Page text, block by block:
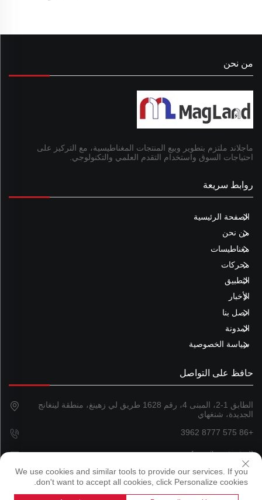
من نحن
ماجلاند ملتزم بتطوير وبيع المنتجات المغناطيسية، مع التركيز على
احتياجات السوق واستخدام التقدم العلمي والتكنولوجي.
روابط سريعة
الصفحة الرئيسية
من نحن
مغناطيسات
محركات
التطبيق
الأخبار
اتصل بنا
المدونة
سياسة الخصوصية
حافظ على التواصل
الطابق 1-2، المبنى 4، رقم 1628 طريق لي زهينغ، منطقة لينغانج
الجديدة، شنغهاي
+86 575 8777 3962
[email protected]
We use cookies and similar tools to provide our services. If you
don't want to accept all cookies, click Personalize cookies.